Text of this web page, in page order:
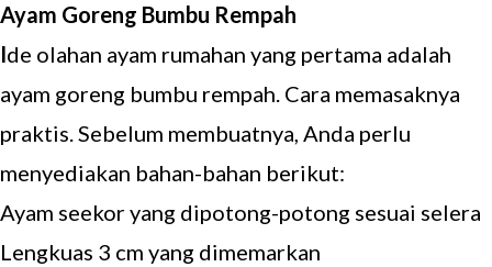
Ayam Goreng Bumbu Rempah
Ide olahan ayam rumahan yang pertama adalah
ayam goreng bumbu rempah. Cara memasaknya
praktis. Sebelum membuatnya, Anda perlu
menyediakan bahan-bahan berikut:
Ayam seekor yang dipotong-potong sesuai selera
Lengkuas 3 cm yang dimemarkan